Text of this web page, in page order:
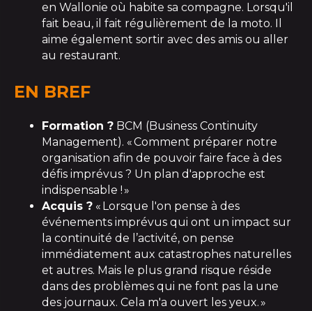
en Wallonie où habite sa compagne. Lorsqu'il
fait beau, il fait régulièrement de la moto.
aime également sortir avec des amis ou aller
au restaurant.
EN BREF
Formation ? BCM (Business Continuity
Management). «Comment préparer notre
organisation afin de pouvoir faire face à des
défis imprévus ? Un plan d'approche est
indispensable ! »
Acquis ? « Lorsque l'on pense à des
événements imprévus qui ont un impact sur
la continuité de l’activité, on pense
immédiatement aux catastrophes naturelles
et autres. Mais le plus grand risque réside
dans des problèmes qui ne font pas la une
des journaux. Cela m'a ouvert les yeux. »